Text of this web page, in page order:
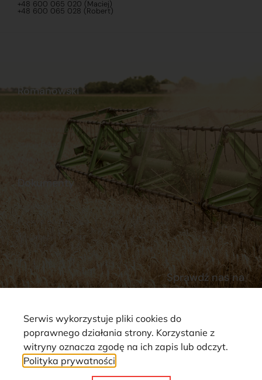
+48 600 065 020 (Maciej)
+48 600 065 028 (Robert)
Dokumenty
Regulamin
Polityka prywatności
Reklamacje i zwroty
Dostawy
Płatności
Romanowski
Sklep internetowy
Praca
Ubezpieczenia
Sprawdź nas na
Strona wykorzystuje pliki cookie. Wszystkie prawa zastrzeżone ©
Serwis wykorzystuje pliki cookies do
poprawnego działania strony. Korzystanie z
witryny oznacza zgodę na ich zapis lub odczyt.
Polityka prywatności